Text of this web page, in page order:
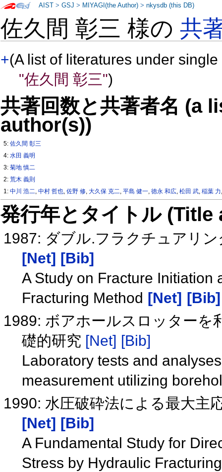
佐久間 彰三 様の共
+(A list of literatures under
"佐久間 彰三")
共著回数と共著者名 (a
author(s))
5:佐久間 彰三
4:水田 義明
3:菊地 慎二
2:荒木 義則
1:中川 浩二,中村 哲也,佐野 修,大久保 克二,平島 健一,徳永 和広,松田 武,稲葉 力
発行年とタイトル
1987: ダブル.フラクチュアリ
[Net] [Bib]
A Study on Fracture
Fracturing Method [Net]
[Bib]
1989: ボアホールスロッターを
礎的研究 [Net] [Bib]
Laboratory tests and
measurement utilizing
1990: 水圧破砕法による最大主
[Net] [Bib]
A Fundamental Study for
Stress by Hydraulic
AIST >GSJ > MIYAGI(the Author) >nkysdb (this DB)